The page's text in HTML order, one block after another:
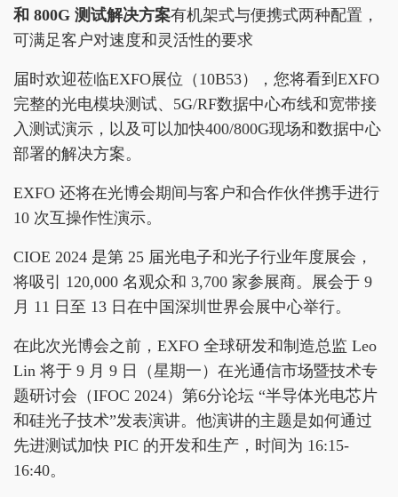
和 800G 测试解决方案有机架式与便携式两种配置，
可满足客户对速度和灵活性的要求
届时欢迎莅临EXFO展位（10B53），您将看到EXFO
完整的光电模块测试、5G/RF数据中心布线和宽带接
入测试演示，以及可以加快400/800G现场和数据中心
部署的解决方案。
EXFO 还将在光博会期间与客户和合作伙伴携手进行
10 次互操作性演示。
CIOE 2024 是第 25 届光电子和光子行业年度展会，
将吸引 120,000 名观众和 3,700 家参展商。展会于 9
月 11 日至 13 日在中国深圳世界会展中心举行。
在此次光博会之前，EXFO 全球研发和制造总监 Leo
Lin 将于 9 月 9 日（星期一）在光通信市场暨技术专
题研讨会（IFOC 2024）第6分论坛 “半导体光电芯片
和硅光子技术”发表演讲。他演讲的主题是如何通过
先进测试加快 PIC 的开发和生产，时间为 16:15-
16:40。